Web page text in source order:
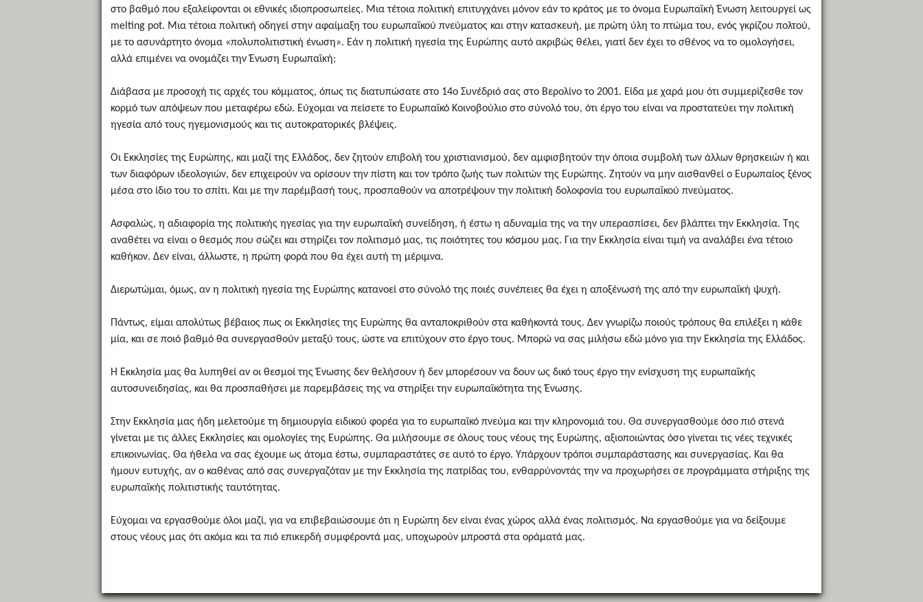
στο βαθμό που εξαλείφονται οι εθνικές ιδιοπροσωπείες. Μια τέτοια πολιτική επιτυγχάνει μόνον εάν το κράτος με το όνομα Ευρωπαϊκή Ένωση λειτουργεί ως
melting pot. Μια τέτοια πολιτική οδηγεί στην αφαίμαξη του ευρωπαϊκού πνεύματος και στην κατασκευή, με πρώτη ύλη το πτώμα του, ενός γκρίζου πολτού,
με το ασυνάρτητο όνομα «πολυπολιτιστική ένωση». Εάν η πολιτική ηγεσία της Ευρώπης αυτό ακριβώς θέλει, γιατί δεν έχει το σθένος να το ομολογήσει,
αλλά επιμένει να ονομάζει την Ένωση Ευρωπαϊκή;
Διάβασα με προσοχή τις αρχές του κόμματος, όπως τις διατυπώσατε στο 14ο Συνέδριό σας στο Βερολίνο το 2001. Είδα με χαρά μου ότι συμμερίζεσθε τον
κορμό των απόψεων που μεταφέρω εδώ. Εύχομαι να πείσετε το Ευρωπαϊκό Κοινοβούλιο στο σύνολό του, ότι έργο του είναι να προστατεύει την πολιτική
ηγεσία από τους ηγεμονισμούς και τις αυτοκρατορικές βλέψεις.
Οι Εκκλησίες της Ευρώπης, και μαζί της Ελλάδος, δεν ζητούν επιβολή του χριστιανισμού, δεν αμφισβητούν την όποια συμβολή των άλλων θρησκειών ή και
των διαφόρων ιδεολογιών, δεν επιχειρούν να ορίσουν την πίστη και τον τρόπο ζωής των πολιτών της Ευρώπης. Ζητούν να μην αισθανθεί ο Ευρωπαίος ξένος
μέσα στο ίδιο του το σπίτι. Και με την παρέμβασή τους, προσπαθούν να αποτρέψουν την πολιτική δολοφονία του ευρωπαϊκού πνεύματος.
Ασφαλώς, η αδιαφορία της πολιτικής ηγεσίας για την ευρωπαϊκή συνείδηση, ή έστω η αδυναμία της να την υπερασπίσει, δεν βλάπτει την Εκκλησία. Της
αναθέτει να είναι ο θεσμός που σώζει και στηρίζει τον πολιτισμό μας, τις ποιότητες του κόσμου μας. Για την Εκκλησία είναι τιμή να αναλάβει ένα τέτοιο
καθήκον. Δεν είναι, άλλωστε, η πρώτη φορά που θα έχει αυτή τη μέριμνα.
Διερωτώμαι, όμως, αν η πολιτική ηγεσία της Ευρώπης κατανοεί στο σύνολό της ποιές συνέπειες θα έχει η αποξένωσή της από την ευρωπαϊκή ψυχή.
Πάντως, είμαι απολύτως βέβαιος πως οι Εκκλησίες της Ευρώπης θα ανταποκριθούν στα καθήκοντά τους. Δεν γνωρίζω ποιούς τρόπους θα επιλέξει η κάθε
μία, και σε ποιό βαθμό θα συνεργασθούν μεταξύ τους, ώστε να επιτύχουν στο έργο τους. Μπορώ να σας μιλήσω εδώ μόνο για την Εκκλησία της Ελλάδος.
Η Εκκλησία μας θα λυπηθεί αν οι θεσμοί της Ένωσης δεν θελήσουν ή δεν μπορέσουν να δουν ως δικό τους έργο την ενίσχυση της ευρωπαϊκής
αυτοσυνειδησίας, και θα προσπαθήσει με παρεμβάσεις της να στηρίξει την ευρωπαϊκότητα της Ένωσης.
Στην Εκκλησία μας ήδη μελετούμε τη δημιουργία ειδικού φορέα για το ευρωπαϊκό πνεύμα και την κληρονομιά του. Θα συνεργασθούμε όσο πιό στενά
γίνεται με τις άλλες Εκκλησίες και ομολογίες της Ευρώπης. Θα μιλήσουμε σε όλους τους νέους της Ευρώπης, αξιοποιώντας όσο γίνεται τις νέες τεχνικές
επικοινωνίας. Θα ήθελα να σας έχουμε ως άτομα έστω, συμπαραστάτες σε αυτό το έργο. Υπάρχουν τρόποι συμπαράστασης και συνεργασίας. Και θα
ήμουν ευτυχής, αν ο καθένας από σας συνεργαζόταν με την Εκκλησία της πατρίδας του, ενθαρρύνοντάς την να προχωρήσει σε προγράμματα στήριξης της
ευρωπαϊκής πολιτιστικής ταυτότητας.
Εύχομαι να εργασθούμε όλοι μαζί, για να επιβεβαιώσουμε ότι η Ευρώπη δεν είναι ένας χώρος αλλά ένας πολιτισμός. Να εργασθούμε για να δείξουμε
στους νέους μας ότι ακόμα και τα πιό επικερδή συμφέροντά μας, υποχωρούν μπροστά στα οράματά μας.